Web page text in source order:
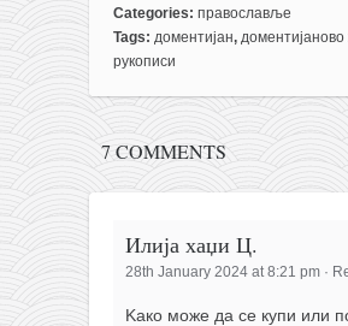
Categories: православље
Tags: доментијан, доментијаново
рукописи
7 COMMENTS
Илија хаџи Ц.
28th January 2024 at 8:21 pm ·
Kако може да се купи или